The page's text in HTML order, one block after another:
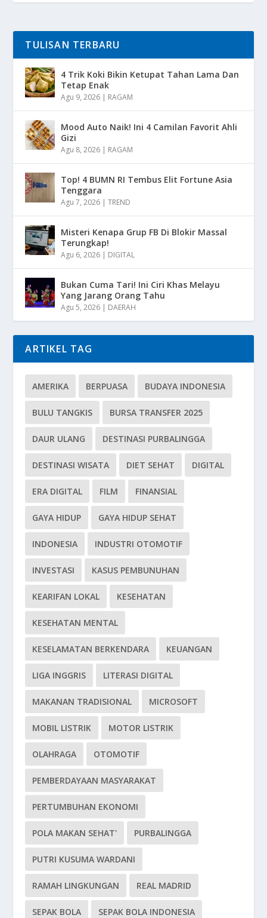
TULISAN TERBARU
4 Trik Koki Bikin Ketupat Tahan Lama Dan
Tetap Enak
Agu 9, 2026 | RAGAM
Mood Auto Naik! Ini 4 Camilan Favorit Ahli
Gizi
Agu 8, 2026 | RAGAM
Top! 4 BUMN RI Tembus Elit Fortune Asia
Tenggara
Agu 7, 2026 |TREND
Misteri Kenapa Grup FB Di Blokir Massal
Terungkap!
Agu 6, 2026 | DIGITAL
Bukan Cuma Tari! Ini Ciri Khas Melayu
Yang Jarang Orang Tahu
Agu 5, 2026 | DAERAH
ARTIKEL TAG
AMERIKA BERPUASA BUDAYA INDONESIA
BULU TANGKIS BURSA TRANSFER 2025
DAUR ULANG DESTINASI PURBALINGGA
DESTINASI WISATA DIET SEHAT DIGITAL
ERA DIGITAL FILM FINANSIAL
GAYA HIDUP GAYA HIDUP SEHAT
INDONESIA INDUSTRI OTOMOTIF
INVESTASI KASUS PEMBUNUHAN
KEARIFAN LOKAL KESEHATAN
KESEHATAN MENTAL
KESELAMATAN BERKENDARA KEUANGAN
LIGA INGGRIS LITERASI DIGITAL
MAKANAN TRADISIONAL MICROSOFT
MOBIL LISTRIK MOTOR LISTRIK
OLAHRAGA OTOMOTIF
PEMBERDAYAAN MASYARAKAT
PERTUMBUHAN EKONOMI
POLA MAKAN SEHAT' PURBALINGGA
PUTRI KUSUMA WARDANI
RAMAH LINGKUNGAN REAL MADRID
SEPAK BOLA SEPAK BOLA INDONESIA